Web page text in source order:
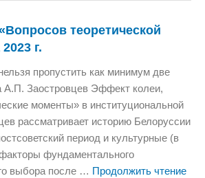
теоретической
г.
пропустить как минимум две
А.П. Заостровцев Эффект колеи,
моменты» в институциональной
рассматривает историю Белоруссии
период и культурные (в
фундаментального
выбора после … Продолжить чтение